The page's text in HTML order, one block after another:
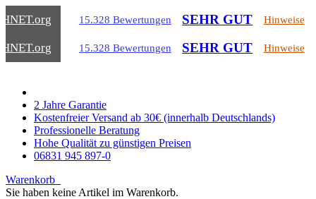
.org 15.328 Bewertungen SEHR GUT Hinweise
.org 15.328 Bewertungen SEHR GUT Hinweise
2 Jahre Garantie
Kostenfreier Versand ab 30€ (innerhalb Deutschlands)
Professionelle Beratung
Hohe Qualität zu günstigen Preisen
06831 945 897-0
Warenkorb
Sie haben keine Artikel im Warenkorb.